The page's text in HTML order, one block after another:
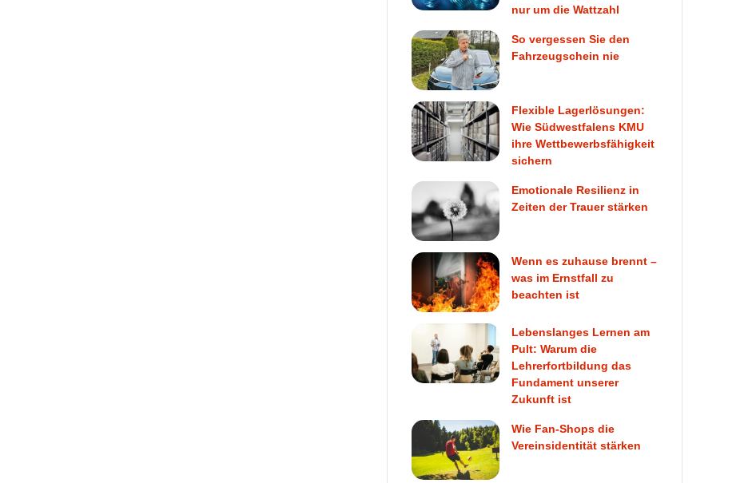
nur um die Wattzahl
So vergessen Sie den
Fahrzeugschein nie
Flexible Lagerlösungen:
Wie Südwestfalens KMU
ihre Wettbewerbsfähigkeit
sichern
Emotionale Resilienz in
Zeiten der Trauer stärken
Wenn es zuhause brennt –
was im Ernstfall zu
beachten ist
Lebenslanges Lernen am
Pult: Warum die
Lehrerfortbildung das
Fundament unserer
Zukunft ist
Wie Fan-Shops die
Vereinsidentität stärken